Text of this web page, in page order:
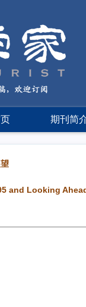
期刊简
and Looking